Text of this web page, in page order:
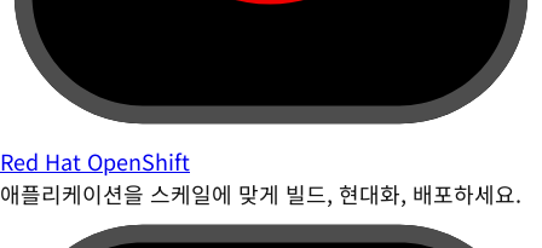
Red Hat OpenShift
애플리케이션을 스케일에 맞게 빌드, 현대화, 배포하세요.